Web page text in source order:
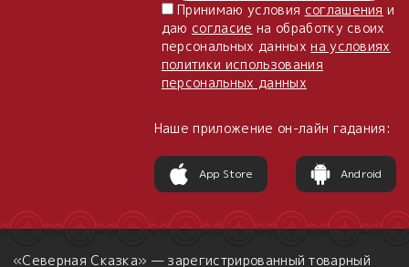
Принимаю условия соглашения и
даю согласие на обработку своих
персональных данныхна условиях
политики использования
персональных данных
Наше приложение он-лайн гадания:
App Store Android
«Северная Сказка» — зарегистрированный товарный